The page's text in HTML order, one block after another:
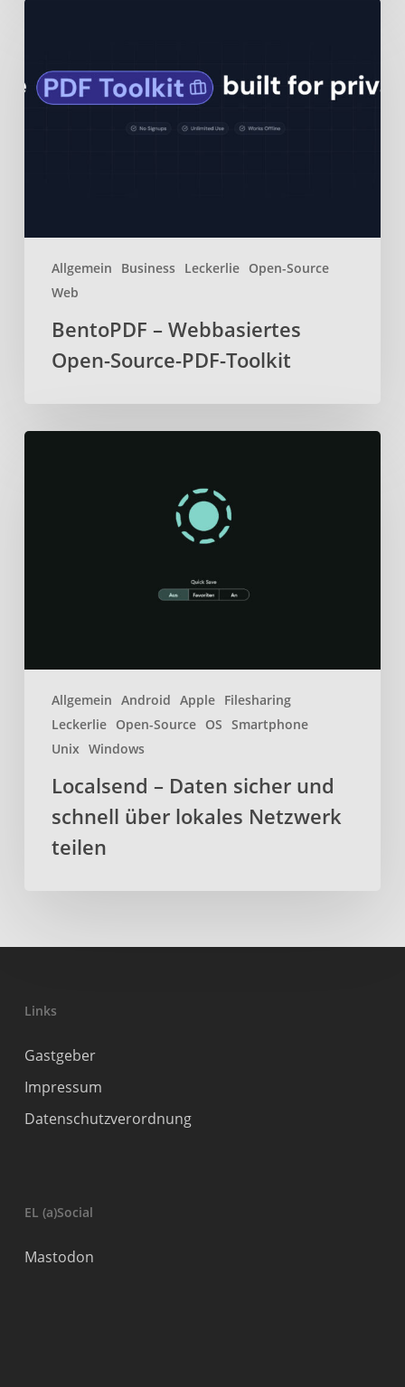
Allgemein Business Leckerlie Open-Source
Web
Open-
Source-
BentoPDF – Webbasiertes
Open-Source-PDF-Toolkit
Allgemein Android Apple Filesharing
Leckerlie Open-Source OS Smartphone
Unix Windows
Localsend
Localsend – Daten sicher und
schnell über lokales Netzwerk
teilen
Links
Gastgeber
Impressum
Datenschutzverordnung
EL (a)Social
Mastodon